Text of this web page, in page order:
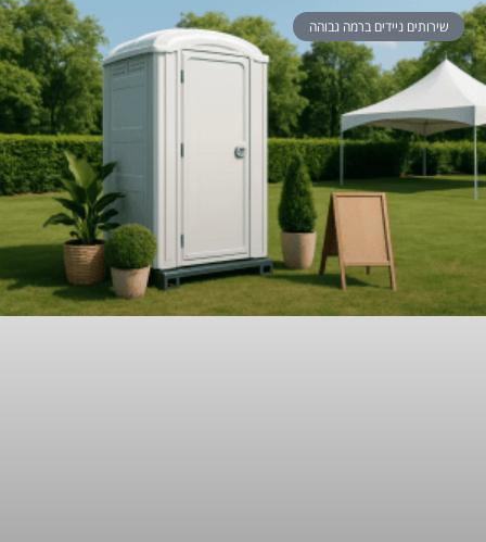
שירותים ניידים ברמה גבוהה